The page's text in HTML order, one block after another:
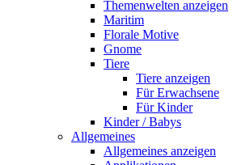
Themenwelten anzeigen
Maritim
Florale Motive
Gnome
Tiere
Tiere anzeigen
Für Erwachsene
Für Kinder
Kinder / Babys
Allgemeines
Allgemeines anzeigen